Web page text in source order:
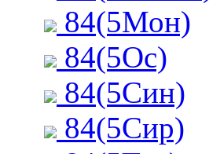
84(5Мон)
84(5Ос)
84(5Син)
84(5Сир)